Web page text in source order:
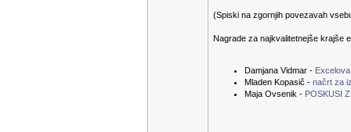
(Spiski na zgornjih povezavah
Nagrade za najkvalitetnejše krajše
Damjana Vidmar -
Mladen Kopasič - načrt za
Maja Ovsenik - POSKUSI